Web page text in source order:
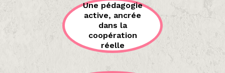
Une pédagogie
active, ancrée
dans la
coopération
réelle